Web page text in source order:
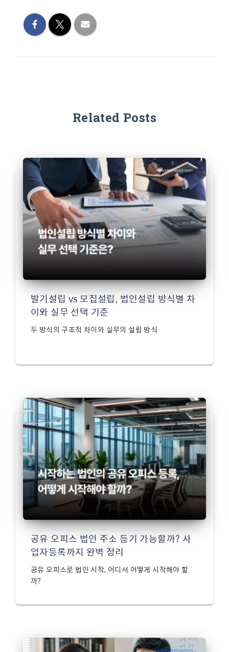
Related Posts
발기설립 vs 모집설립, 법인설립 방식별 차
이와 실무 선택 기준
두 방식의 구조적 차이와 실무의 설립 방식
공유 오피스 법인 주소 등기 가능할까? 사
업자등록까지 완벽 정리
공유 오피스로 법인 시작, 어디서 어떻게 시작해야 할
까?